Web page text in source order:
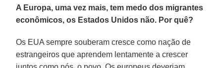
A Europa, uma vez mais, tem medo dos migrantes
econômicos, os Estados Unidos não. Por quê?
Os EUA sempre souberam cresce como nação de
estrangeiros que aprendem lentamente a crescer